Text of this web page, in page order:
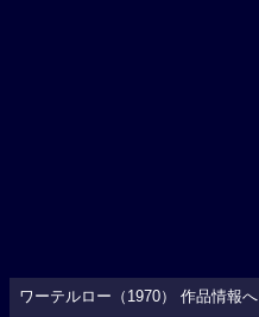
ワーテルロー（1970） 作品情報へ